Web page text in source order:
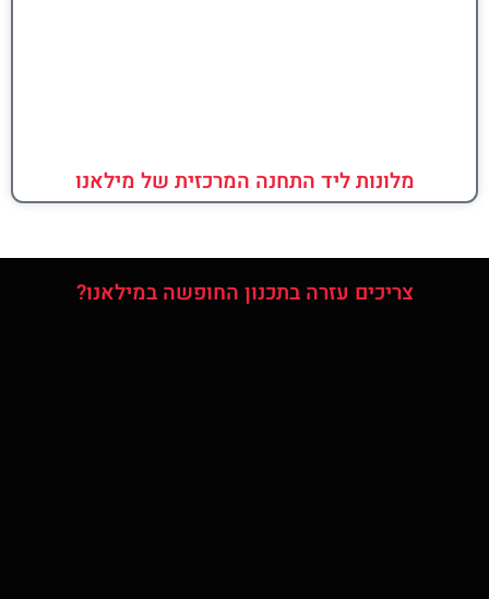
מלונות ליד התחנה המרכזית של מילאנו
צריכים עזרה בתכנון החופשה במילאנו?